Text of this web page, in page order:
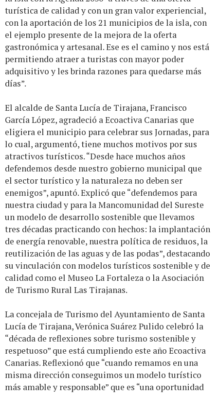
turística de calidad y con un gran valor experiencial,
con la aportación de los 21 municipios de la isla, con
el ejemplo presente de la mejora de la oferta
gastronómica y artesanal. Ese es el camino y nos está
permitiendo atraer a turistas con mayor poder
adquisitivo y les brinda razones para quedarse más
días”.
El alcalde de Santa Lucía de Tirajana, Francisco
García López, agradeció a Ecoactiva Canarias que
eligiera el municipio para celebrar sus Jornadas, para
lo cual, argumentó, tiene muchos motivos por sus
atractivos turísticos. “Desde hace muchos años
defendemos desde nuestro gobierno municipal que
el sector turístico y la naturaleza no deben ser
enemigos”, apuntó. Explicó que “defendemos para
nuestra ciudad y para la Mancomunidad del Sureste
un modelo de desarrollo sostenible que llevamos
tres décadas practicando con hechos: la implantación
de energía renovable, nuestra política de residuos, la
reutilización de las aguas y de las podas”, destacando
su vinculación con modelos turísticos sostenible y de
calidad como el Museo La Fortaleza o la Asociación
de Turismo Rural Las Tirajanas.
La concejala de Turismo del Ayuntamiento de Santa
Lucía de Tirajana, Verónica Suárez Pulido celebró la
“década de reflexiones sobre turismo sostenible y
respetuoso” que está cumpliendo este año Ecoactiva
Canarias. Reflexionó que “cuando remamos en una
misma dirección conseguimos un modelo turístico
más amable y responsable” que es “una oportunidad